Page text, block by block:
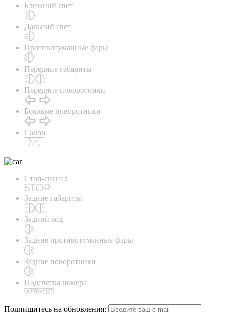
Ближний свет
Дальний свет
Противотуманные фары
Передние габариты
Передние поворотники
Боковые поворотники
Салон
Стоп-сигнал
Задние габариты
Задний ход
Задние противотуманные фары
Задние поворотники
Подсветка номера
Подпишитесь на обновления: